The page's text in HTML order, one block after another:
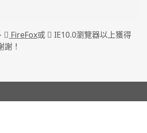
FireFox或
IE10.0瀏覽器以上獲得
！